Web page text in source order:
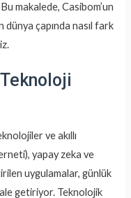
makalede, Casibom’un
çapında nasıl fark
ve akıllı
yapay zeka ve
uygulamalar, günlük
getiriyor. Teknolojik